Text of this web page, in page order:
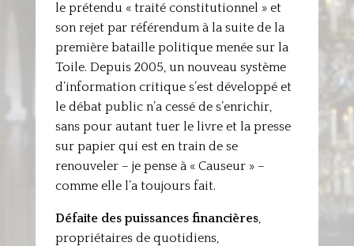
le prétendu « traité constitutionnel » et
son rejet par référendum à la suite de la
première bataille politique menée sur la
Toile. Depuis 2005, un nouveau système
d’information critique s’est développé et
le débat public n’a cessé de s’enrichir,
sans pour autant tuer le livre et la presse
sur papier qui est en train de se
renouveler – je pense à « Causeur » –
comme elle l’a toujours fait.
Défaite des puissances financières,
propriétaires de quotidiens,